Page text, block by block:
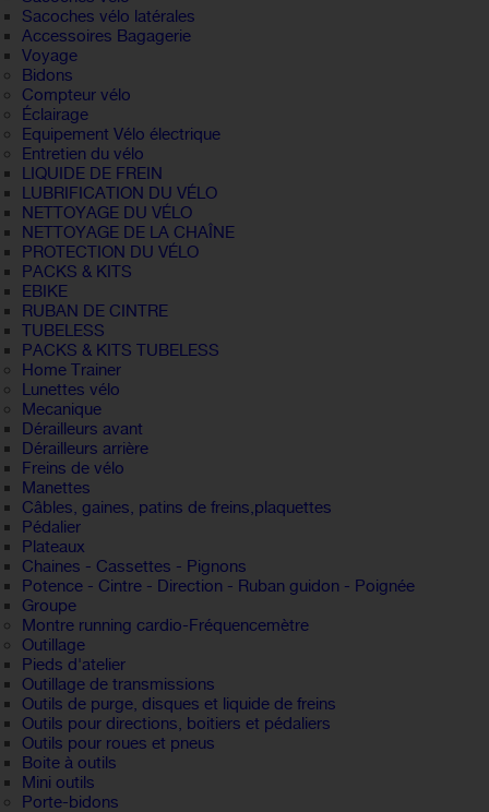
Sacoches vélo latérales
Accessoires Bagagerie
Voyage
Bidons
Compteur vélo
Éclairage
Equipement Vélo électrique
Entretien du vélo
LIQUIDE DE FREIN
LUBRIFICATION DU VÉLO
NETTOYAGE DU VÉLO
NETTOYAGE DE LA CHAÎNE
PROTECTION DU VÉLO
PACKS & KITS
EBIKE
RUBAN DE CINTRE
TUBELESS
PACKS & KITS TUBELESS
Home Trainer
Lunettes vélo
Mecanique
Dérailleurs avant
Dérailleurs arrière
Freins de vélo
Manettes
Câbles, gaines, patins de freins,plaquettes
Pédalier
Plateaux
Chaines - Cassettes - Pignons
Potence - Cintre - Direction - Ruban guidon - Poignée
Groupe
Montre running cardio-Fréquencemètre
Outillage
Pieds d'atelier
Outillage de transmissions
Outils de purge, disques et liquide de freins
Outils pour directions, boitiers et pédaliers
Outils pour roues et pneus
Boite à outils
Mini outils
Porte-bidons